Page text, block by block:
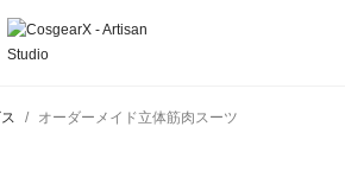
オーダーメイド立体筋肉スーツ